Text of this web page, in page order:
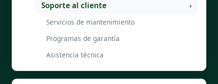
Soporte al cliente
Servicios de mantenimiento
Programas de garantía
Asistencia técnica